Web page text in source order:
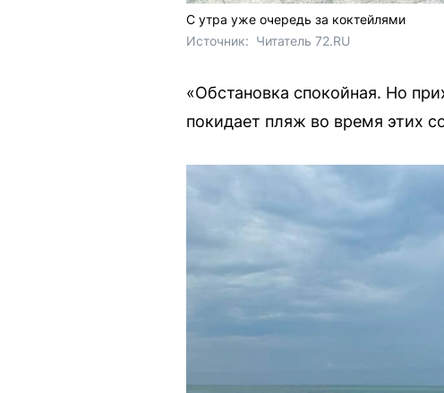
С утра уже очередь за коктейлями
Источник: Читатель 72.RU
«Обстановка спокойная. Но
покидает пляж во время этих